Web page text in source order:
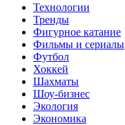
Технологии
Тренды
Фигурное катание
Фильмы и сериалы
Футбол
Хоккей
Шахматы
Шоу-бизнес
Экология
Экономика